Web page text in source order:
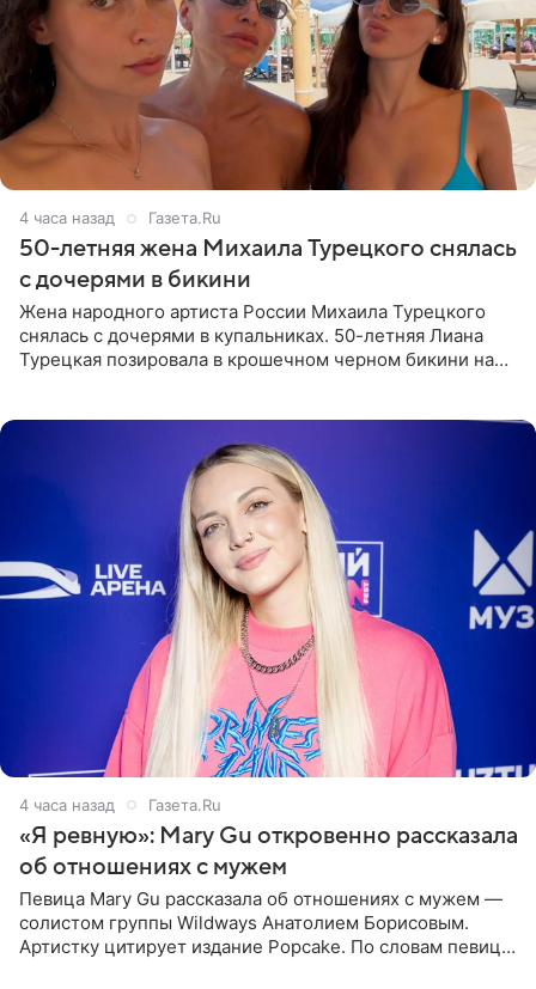
4 часа назад Газета.Ru
50-летняя жена Михаила Турецкого снялась
с дочерями в бикини
Жена народного артиста России Михаила Турецкого
снялась с дочерями в купальниках. 50-летняя Лиана
Турецкая позировала в крошечном черном бикини на
4 часа назад Газета.Ru
«Я ревную»: Mary Gu откровенно рассказала
об отношениях с мужем
Певица Mary Gu рассказала об отношениях с мужем —
солистом группы Wildways Анатолием Борисовым.
Артистку цитирует издание Popcake. По словам певицы,